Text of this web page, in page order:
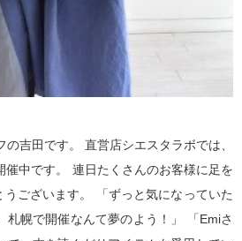
吉田です。 直営店シエスタラボでは、
催中です。 連日たくさんのお客様に足を
ございます。 「ずっと気になっていた
札幌で開催なんて夢のよう！」 「Emiさ